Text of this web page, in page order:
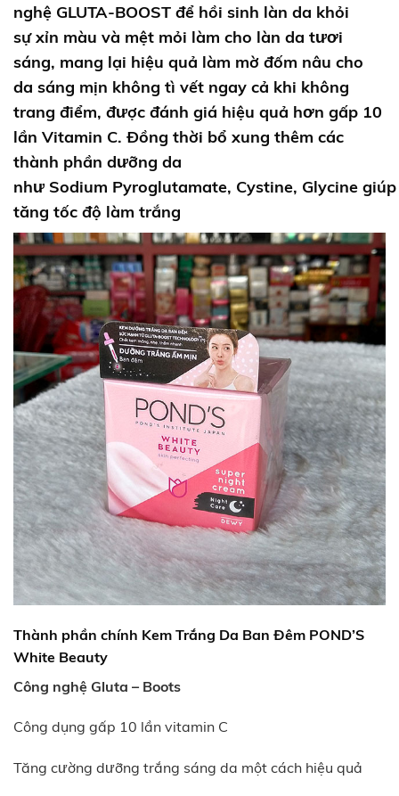
nghệ GLUTA-BOOST để hồi sinh làn da khỏi
sựxỉn màu và mệt mỏi làm cho làn da tươi
sáng, mang lại hiệu quả làm mờ đốm nâu cho
da sáng mịn không tì vết ngay cả khi không
trang điểm, được đánh giá hiệu quả hơn gấp 10
lần Vitamin C. Đồng thời bổ xung thêm các
thành phần dưỡng da
như Sodium Pyroglutamate, Cystine, Glycine giúp
tăng tốc độ làm trắng
Thành phần chính Kem Trắng Da Ban Đêm POND’S
White Beauty
Công nghệ Gluta – Boots
Công dụng gấp 10 lần vitamin C
Tăng cường dưỡng trắng sáng da một cách hiệu quả